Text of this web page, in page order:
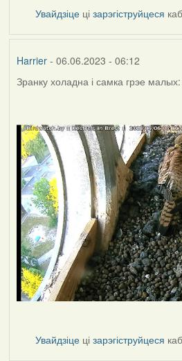
Увайдзіце цізарэгіструйцеся
Harrier- 06.06.2023 - 06:12
Зранку холадна і самка грэе малых:
Увайдзіце цізарэгіструйцеся